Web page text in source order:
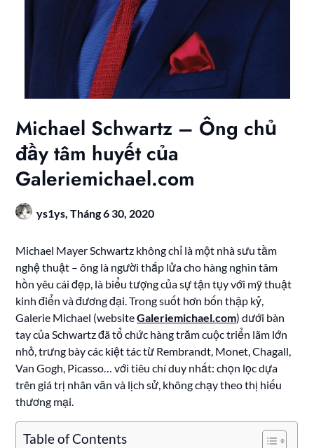
Michael Schwartz – Ông chủ
đầy tâm huyết của
Galeriemichael.com
ys1ys,Tháng 6 30, 2020
Michael Mayer Schwartz không chỉ là một nhà sưu tầm
nghệ thuật – ông là người thắp lửa cho hàng nghìn tâm
hồn yêu cái đẹp, là biểu tượng của sự tận tụy với mỹ thuật
kinh điển và đương đại. Trong suốt hơn bốn thập kỷ,
Galerie Michael (websiteGaleriemichael.com) dưới bàn
tay của Schwartz đã tổ chức hàng trăm cuộc triển lãm lớn
nhỏ, trưng bày các kiệt tác từ Rembrandt, Monet, Chagall,
Van Gogh, Picasso… với tiêu chí duy nhất: chọn lọc dựa
trên giá trị nhân văn và lịch sử, không chạy theo thị hiếu
thương mại.
Table of Contents